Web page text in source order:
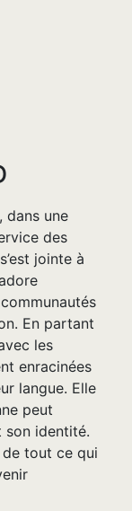
dans une
des
jointe à
En partant
les
enracinées
langue. Elle
peut
son identité.
de tout ce qui